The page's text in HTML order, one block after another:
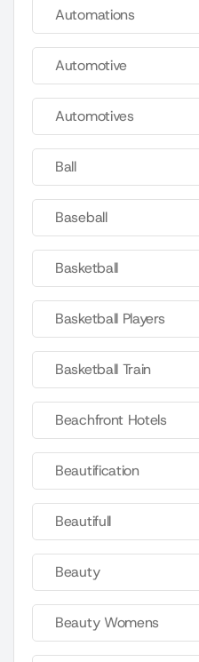
Automations
Automotive
Automotives
Ball
Baseball
Basketball
Basketball Players
Basketball Train
Beachfront Hotels
Beautification
Beautifull
Beauty
Beauty Womens